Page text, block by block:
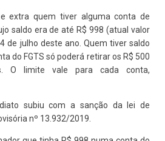
extra quem tiver alguma conta de
saldo era de até R$ 998 (atual valor
de julho deste ano. Quem tiver saldo
do FGTS só poderá retirar os R$ 500
O limite vale para cada conta,
subiu com a sanção da lei de
nº 13.932/2019.